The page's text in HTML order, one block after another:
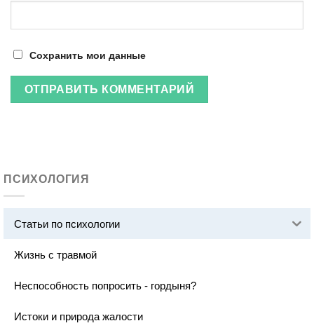
Сохранить мои данные
ПСИХОЛОГИЯ
Статьи по психологии
Жизнь с травмой
Неспособность попросить - гордыня?
Истоки и природа жалости